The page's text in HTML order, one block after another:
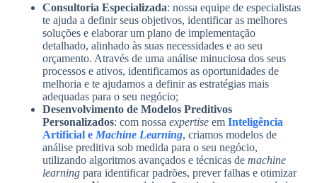
Consultoria Especializada: nossa equipe de especialistas
te ajuda a definir seus objetivos, identificar as melhores
soluções e elaborar um plano de implementação
detalhado, alinhado às suas necessidades e ao seu
orçamento. Através de uma análise minuciosa dos seus
processos e ativos, identificamos as oportunidades de
melhoria e te ajudamos a definir as estratégias mais
adequadas para o seu negócio;
Desenvolvimento de Modelos Preditivos
Personalizados: com nossa expertise em Inteligência
Artificial e Machine Learning, criamos modelos de
análise preditiva sob medida para o seu negócio,
utilizando algoritmos avançados e técnicas de machine
learning para identificar padrões, prever falhas e otimizar